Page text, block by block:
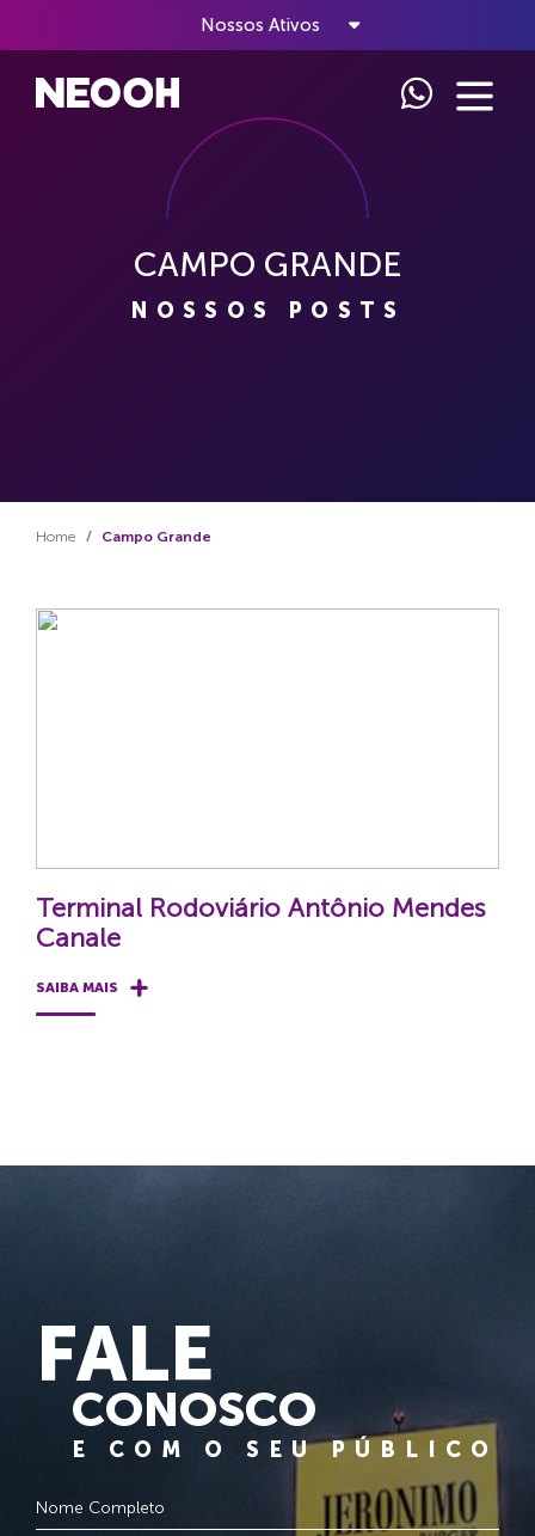
Nossos Ativos
CAMPO GRANDE
NOSSOS POSTS
Home Campo Grande
Terminal Rodoviário Antônio Mendes
Canale
SAIBA MAIS
FALE
CONOSCO
E COM O SEU PÚBLICO